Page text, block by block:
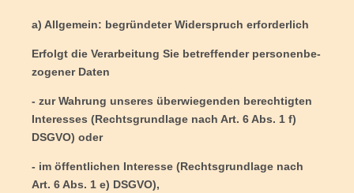
a) All­ge­mein: begrün­de­ter Wider­spruch erforderlich
Erfolgt die Ver­ar­bei­tung Sie betref­fen­der per­so­nen­be­
zo­ge­ner Daten
- zur Wah­rung unse­res über­wie­gen­den berech­tig­ten
Inter­es­ses (Rechts­grund­la­ge nach Art. 6 Abs. 1 f)
DSGVO) oder
- im öffent­li­chen Inter­es­se (Rechts­grund­la­ge nach
Art. 6 Abs. 1 e) DSGVO),